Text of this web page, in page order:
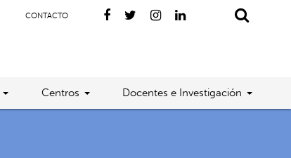
CONTACTO
Centros Docentes e Investigación